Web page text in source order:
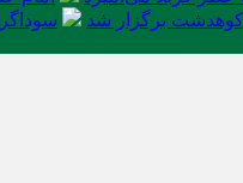
برگزار شد